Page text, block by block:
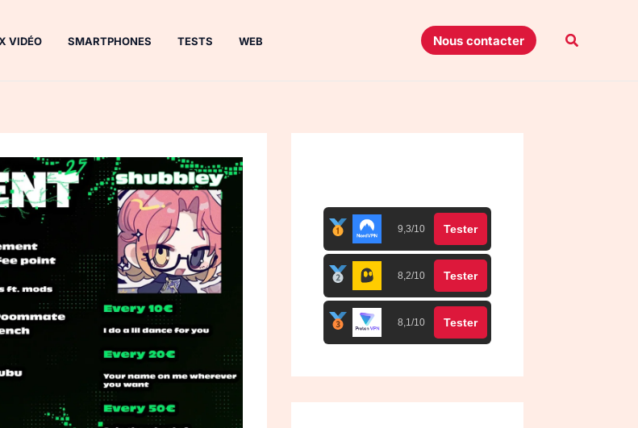
VIDÉO SMARTPHONES TESTS WEB Nous contacter
9,3/10 Tester
8,2/10 Tester
8,1/10 Tester